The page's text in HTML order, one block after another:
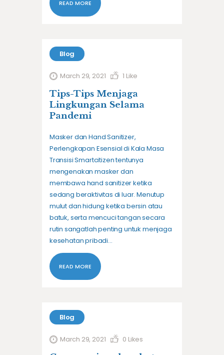
READ MORE
Blog
March 29, 2021 1 Like
Tips-Tips Menjaga
Lingkungan Selama
Pandemi
Masker dan Hand Sanitizer,
Perlengkapan Esensial di Kala Masa
Transisi Smartcitizen tentunya
mengenakan masker dan
membawa hand sanitizer ketika
sedang beraktivitas di luar. Menutup
mulut dan hidung ketika bersin atau
batuk, serta mencuci tangan secara
rutin sangatlah penting untuk menjaga
kesehatan pribadi…
READ MORE
Blog
March 29, 2021 0 Likes